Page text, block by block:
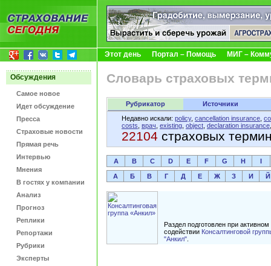
Этот день Портал – Помощь МИГ –
Обсуждения
Самое новое
Идет обсуждение
Пресса
Страховые новости
Прямая речь
Интервью
Мнения
В гостях у компании
Анализ
Прогноз
Реплики
Репортажи
Рубрики
Эксперты
Словарь страховых
Рубрикатор
Источники
Недавно искали: policy, cancellation insurance
costs врач existing object declaration insurance
22104 страховых
A B C D E F G H
А Б В Г Д Е Ж З И Й
Раздел подготовлен при активном
содействии Консалтинговой
"Анкил"